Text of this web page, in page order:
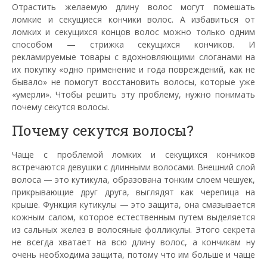
Отрастить желаемую длину волос могут помешать
ломкие и секущиеся кончики волос. А избавиться от
ломких и секущихся концов волос можно только одним
способом — стрижка секущихся кончиков. И
рекламируемые товары с вдохновляющими слоганами на
их покупку «одно применение и года повреждений, как не
бывало» не помогут восстановить волосы, которые уже
«умерли». Чтобы решить эту проблему, нужно понимать
почему секутся волосы.
Почему секутся волосы?
Чаще с проблемой ломких и секущихся кончиков
встречаются девушки с длинными волосами. Внешний слой
волоса — это кутикула, образована тонким слоем чешуек,
прикрывающие друг друга, выглядят как черепица на
крыше. Функция кутикулы — это защита, она смазывается
кожным салом, которое естественным путем выделяется
из сальных желез в волосяные фолликулы. Этого секрета
не всегда хватает на всю длину волос, а кончикам ну
очень необходима защита, потому что им больше и чаще